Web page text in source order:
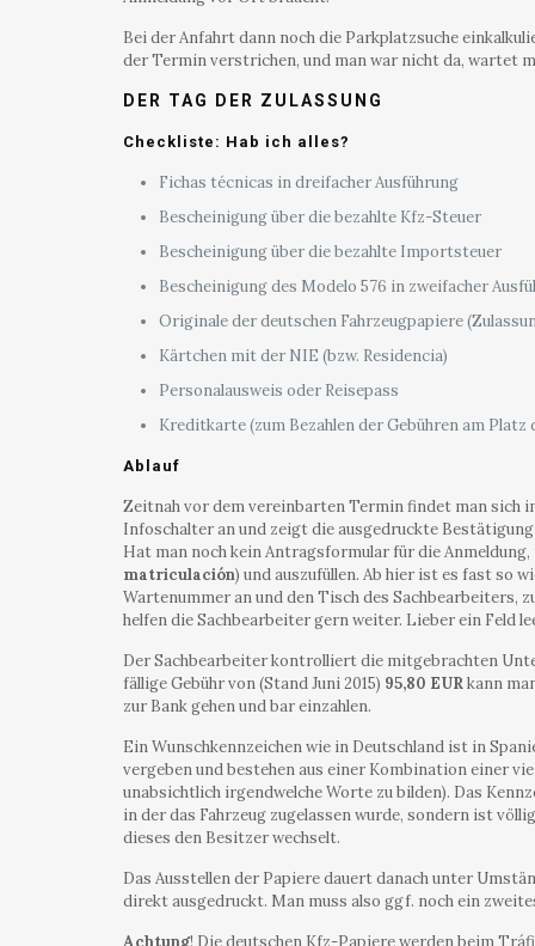
Bei der Anfahrt dann noch die Parkplatzsuche
der Termin verstrichen, und man war nicht da, wartet
DER TAG DER ZULASSUNG
Checkliste: Hab ich alles?
Fichas técnicas in dreifacher Ausführung
Bescheinigung über die bezahlte Kfz-Steuer
Bescheinigung über die bezahlte Importsteuer
Bescheinigung des Modelo 576 in zweifacher
Originale der deutschen Fahrzeugpapiere
Kärtchen mit der NIE (bzw. Residencia)
Personalausweis oder Reisepass
Kreditkarte (zum Bezahlen der Gebühren am Platz
Ablauf
Zeitnah vor dem vereinbarten Termin findet man sich
Infoschalter an und zeigt die ausgedruckte
Hat man noch kein Antragsformular für die
matriculación) und auszufüllen. Ab hier ist es fast so
Wartenummer an und den Tisch des Sachbearbeiters,
helfen die Sachbearbeiter gern weiter. Lieber ein Feld
Der Sachbearbeiter kontrolliert die mitgebrachten
fällige Gebühr von (Stand Juni 2015) 95,80 EURkann
zur Bank gehen und bar einzahlen.
Ein Wunschkennzeichen wie in Deutschland ist in
vergeben und bestehen aus einer Kombination einer
unabsichtlich irgendwelche Worte zu bilden). Das
in der das Fahrzeug zugelassen wurde, sondern ist
dieses den Besitzer wechselt.
Das Ausstellen der Papiere dauert danach unter
direkt ausgedruckt. Man muss also ggf. noch ein
Achtung! Die deutschen Kfz-Papiere werden beim